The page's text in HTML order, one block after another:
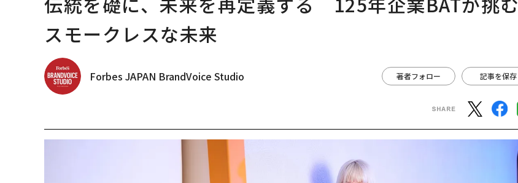
スモークレスな未来
Forbes JAPAN BrandVoice Studio 著者フォロー 記事を保存